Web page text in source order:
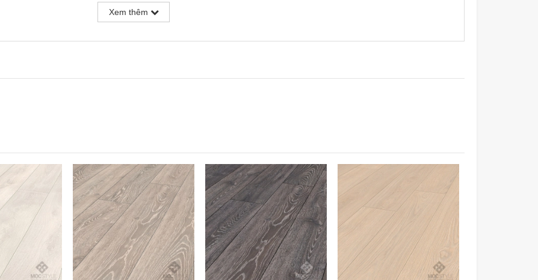
Laminate Krono Original®: Các bề mặt sàn khép kín không cung cấp nguồn dinh dưỡng và môi trường để
Class 33
x 12 mm
Xem thêm